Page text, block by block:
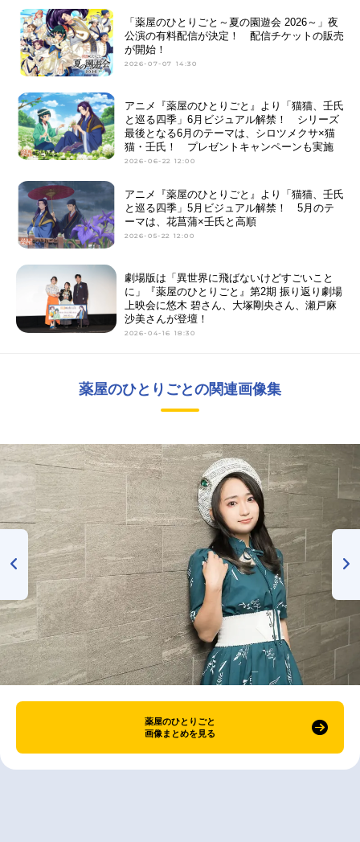
「薬屋のひとりごと～夏の園遊会 2026～」夜
公演の有料配信が決定！ 配信チケットの販売
が開始！
2026-07-07 14:30
アニメ『薬屋のひとりごと』より「猫猫、壬氏
と巡る四季」6月ビジュアル解禁！ シリーズ
最後となる6月のテーマは、シロツメクサ×猫
猫・壬氏！ プレゼントキャンペーンも実施
2026-06-22 12:00
アニメ『薬屋のひとりごと』より「猫猫、壬氏
と巡る四季」5月ビジュアル解禁！ 5月のテ
ーマは、花菖蒲×壬氏と高順
2026-05-22 12:00
劇場版は「異世界に飛ばないけどすごいこと
に」『薬屋のひとりごと』第2期 振り返り劇場
上映会に悠木 碧さん、大塚剛央さん、瀬戸麻
沙美さんが登壇！
2026-04-16 18:30
薬屋のひとりごとの関連画像集
薬屋のひとりごと
画像まとめを見る